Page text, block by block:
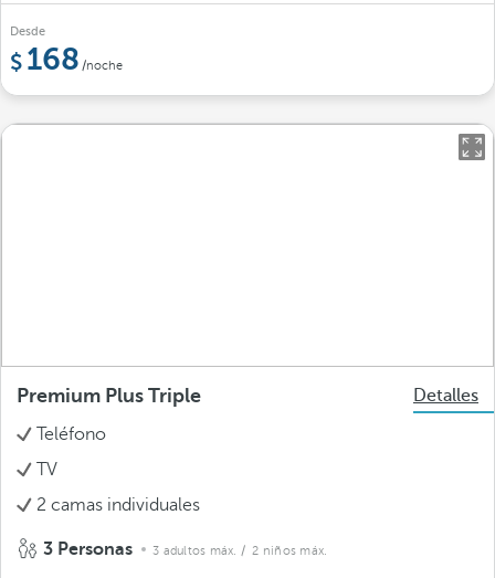
Desde
168 /noche
Premium Plus Triple
Detalles
Teléfono
TV
2 camas individuales
3 Personas 3 adultos máx. / 2 niños máx.